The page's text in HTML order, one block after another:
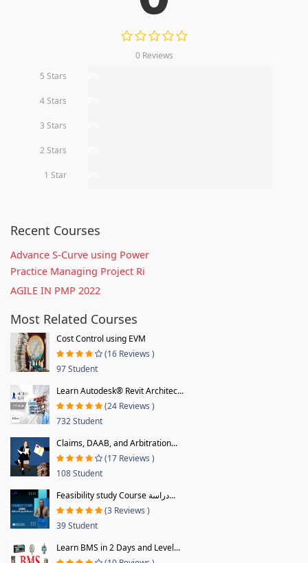
0 Reviews
5 Stars
4 Stars
3 Stars
2 Stars
1 Star
Recent Courses
Advance S-Curve using Power
Practice Managing Project Ri
AGILE IN PMP 2022
Most Related Courses
Cost Control using EVM
(16 Reviews )
97 Student
Learn Autodesk® Revit Architec...
(24 Reviews )
732 Student
Claims, DAAB, and Arbitration...
(17 Reviews )
108 Student
Feasibility study Course دراسة...
(3 Reviews )
39 Student
Learn BMS in 2 Days and Level...